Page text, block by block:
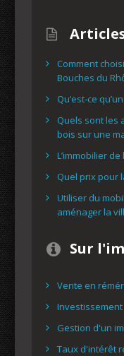
Comment
Bouches du
Qu’est-ce
Quels sont les
bois sur une
L’immobilier
Quel prix pour
Utiliser du
aménager la
Sur
Vente en
Gestion d'un
Taux d'intérêt